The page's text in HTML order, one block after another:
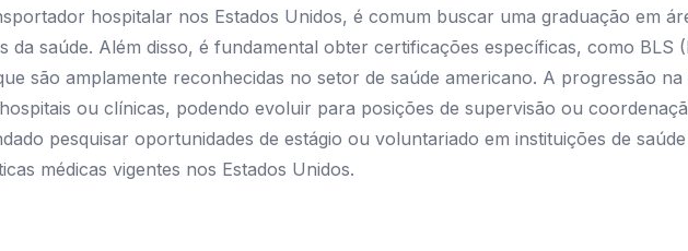
hospitalar nos Estados Unidos, é comum buscar uma graduação em
da saúde. Além disso, é fundamental obter certificações específicas, como BLS
são amplamente reconhecidas no setor de saúde americano. A progressão
ou clínicas, podendo evoluir para posições de supervisão ou
pesquisar oportunidades de estágio ou voluntariado em instituições de
médicas vigentes nos Estados Unidos.